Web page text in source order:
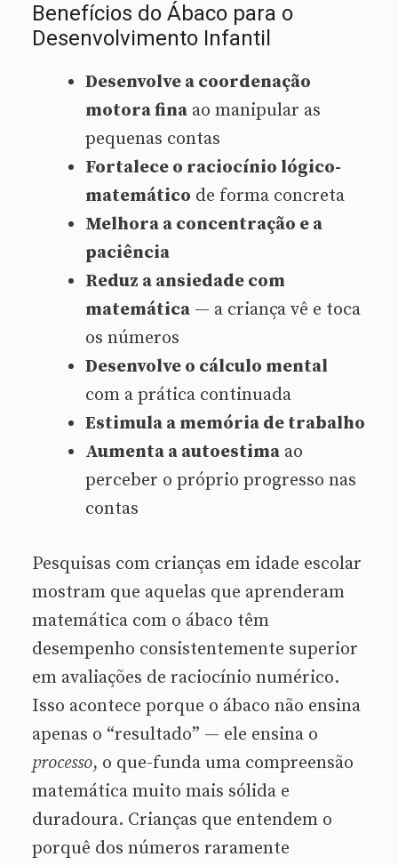
Benefícios do Ábaco para o
Desenvolvimento Infantil
Desenvolve a coordenação
motora fina ao manipular as
pequenas contas
Fortalece o raciocínio lógico-
matemático de forma concreta
Melhora a concentração e a
paciência
Reduz a ansiedade com
matemática — a criança vê e toca
os números
Desenvolve o cálculo mental
com a prática continuada
Estimula a memória de trabalho
Aumenta a autoestima ao
perceber o próprio progresso nas
contas
Pesquisas com crianças em idade escolar
mostram que aquelas que aprenderam
matemática com o ábaco têm
desempenho consistentemente superior
em avaliações de raciocínio numérico.
Isso acontece porque o ábaco não ensina
apenas o “resultado” — ele ensina o
processo, o que-funda uma compreensão
matemática muito mais sólida e
duradoura. Crianças que entendem o
porquê dos números raramente